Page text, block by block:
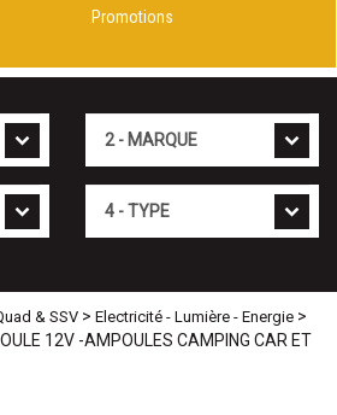
Promotions
& SSV > Electricité - Lumière - Energie >
12V -AMPOULES CAMPING CAR ET